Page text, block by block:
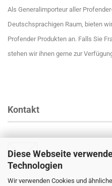
Diese Webseite
Technologien
Wir verwenden Cookies und
Als Generalimporteur aller
Deutschsprachigen Raum, bieten
Profender Produkten an. Falls Sie
stehen wir ihnen gerne zur
Kontakt
Email: info@profender-